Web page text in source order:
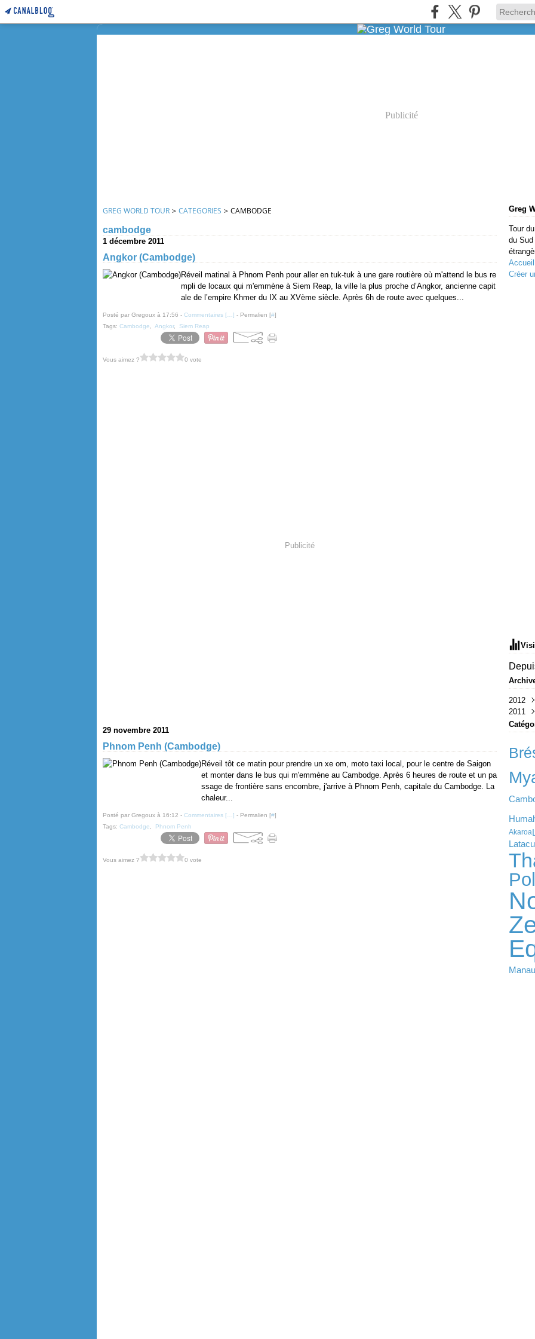
Publicité
GREG WORLD TOUR > CATEGORIES > CAMBODGE
cambodge
1 décembre 2011
Angkor (Cambodge)
Réveil matinal à Phnom Penh pour aller en tuk-tuk à une gare routière où m'attend le bus re
mpli de locaux qui m'emmène à Siem Reap, la ville la plus proche d’Angkor, ancienne capit
ale de l’empire Khmer du IX au XVème siècle. Après 6h de route avec quelques...
Posté par Gregoux à 17:56 - Commentaires [ ] - Permalien [#]
Tags: Cambodge Angkor, Siem Reap
Vous aimez ? 0 vote
Publicité
29 novembre 2011
Phnom Penh (Cambodge)
Réveil tôt ce matin pour prendre un xe om, moto taxi local, pour le centre de Saigon
et monter dans le bus qui m'emmène au Cambodge. Après 6 heures de route et un pa
ssage de frontière sans encombre, j'arrive à Phnom Penh, capitale du Cambodge. La
chaleur...
Posté par Gregoux à 16:12 - Commentaires [ ] - Permalien [#]
Tags: Cambodge Phnom Penh
Vous aimez ? 0 vote
Greg
Tour
du
Créer
2012
Juin
Mai
2011
Akaroa